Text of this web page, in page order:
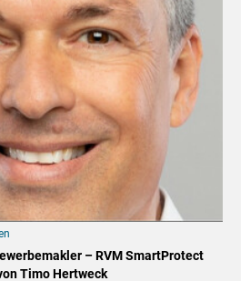
– RVM SmartProtect
Timo Hertweck